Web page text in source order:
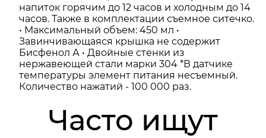
напиток горячим до 12 часов и холодным до 14
часов. Также в комплектации съемное ситечко.
• Максимальный объем: 450 мл •
Завинчивающаяся крышка не содержит
Бисфенол А • Двойные стенки из
нержавеющей стали марки 304 *В датчике
температуры элемент питания несъемный.
Количество нажатий - 100 000 раз.
Часто ищут